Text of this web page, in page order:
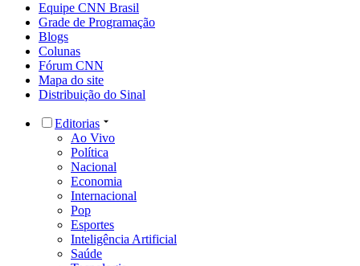
Equipe CNN Brasil
Grade de Programação
Blogs
Colunas
Fórum CNN
Mapa do site
Distribuição do Sinal
Editorias
Ao Vivo
Política
Nacional
Economia
Internacional
Pop
Esportes
Inteligência Artificial
Saúde